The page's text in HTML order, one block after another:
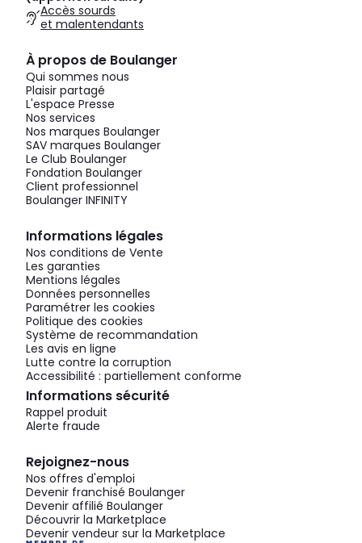
Accès sourds
et malentendants
À propos de Boulanger
Qui sommes nous
Plaisir partagé
L'espace Presse
Nos services
Nos marques Boulanger
SAV marques Boulanger
Le Club Boulanger
Fondation Boulanger
Client professionnel
Boulanger INFINITY
Informations légales
Nos conditions de Vente
Les garanties
Mentions légales
Données personnelles
Paramétrer les cookies
Politique des cookies
Système de recommandation
Les avis en ligne
Lutte contre la corruption
Accessibilité : partiellement conforme
Informations sécurité
Rappel produit
Alerte fraude
Rejoignez-nous
Nos offres d'emploi
Devenir franchisé Boulanger
Devenir affilié Boulanger
Découvrir la Marketplace
Devenir vendeur sur la Marketplace